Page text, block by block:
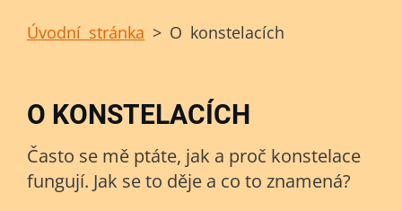
Úvodní stránka > O konstelacích
O KONSTELACÍCH
Často se mě ptáte, jak a proč konstelace
fungují. Jak se to děje a co to znamená?